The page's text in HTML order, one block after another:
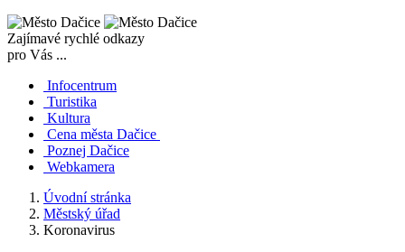
Zajímavé rychlé odkazy
pro Vás ...
Infocentrum
Turistika
Kultura
Cena města Dačice
Poznej Dačice
Webkamera
Úvodní stránka
Městský úřad
Koronavirus